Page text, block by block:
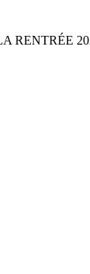
RENTRÉE